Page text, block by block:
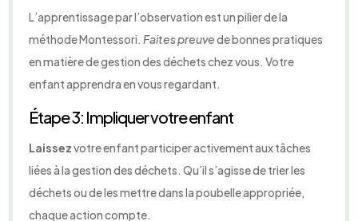
L’apprentissage par l’observation est un pilier de la
méthode Montessori.Faites preuvede bonnes pratiques
en matière de gestion des déchets chez vous. Votre
enfant apprendra en vous regardant.
Étape 3: Impliquer votre enfant
Laissezvotre enfant participer activement aux tâches
liées à la gestion des déchets. Qu’il s’agisse de trier les
déchets ou de les mettre dans la poubelle appropriée,
chaque action compte.